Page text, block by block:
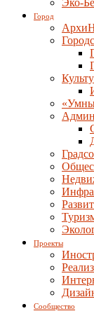
Эко-
Город
Проекты
Сообщество